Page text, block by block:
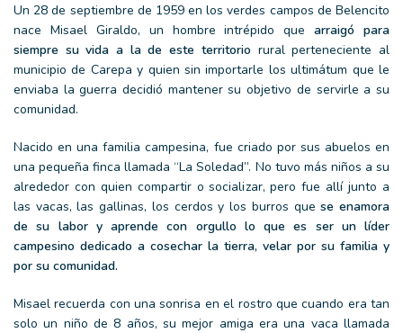
Un 28 de septiembre de 1959 en los verdes campos de Belencito
nace Misael Giraldo, un hombre intrépido quearraigó para
siempre su vida a la de este territorio rural perteneciente al
municipio de Carepa y quien sin importarle los ultimátum que le
enviaba la guerra decidió mantener su objetivo de servirle a su
comunidad.
Nacido en una familia campesina, fue criado por sus abuelos en
una pequeña finca llamada “La Soledad”. No tuvo más niños a su
alrededor con quien compartir o socializar, pero fue allí junto a
las vacas, las gallinas, los cerdos y los burros quese enamora
de su labor y aprende con orgullo lo que es ser un líder
campesino dedicado a cosechar la tierra, velar por su familia y
por su comunidad.
Misael recuerda con una sonrisa en el rostro que cuando era tan
solo un niño de 8 años, su mejor amiga era una vaca llamada